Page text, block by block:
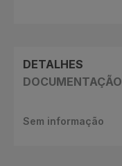
DETALHES
DOCUMENTAÇÃO
Sem informação